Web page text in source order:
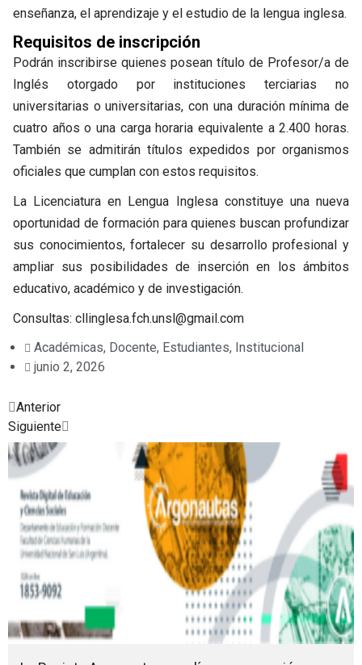
enseñanza, el aprendizaje y el estudio de la lengua inglesa.
Requisitos de inscripción
Podrán inscribirse quienes posean título de Profesor/a de
Inglés otorgado por instituciones terciarias no
universitarias o universitarias, con una duración mínima de
cuatro años o una carga horaria equivalente a 2.400 horas.
También se admitirán títulos expedidos por organismos
oficiales que cumplan con estos requisitos.
La Licenciatura en Lengua Inglesa constituye una nueva
oportunidad de formación para quienes buscan profundizar
sus conocimientos, fortalecer su desarrollo profesional y
ampliar sus posibilidades de inserción en los ámbitos
educativo, académico y de investigación.
Consultas: cllinglesa.fch.unsl@gmail.com
Académicas, Docente, Estudiantes, Institucional
junio 2, 2026
Prev
Anterior
Siguiente
Posted
in
Posted
in
Posted
Posted
in
Posted
in
Posted
in
Posted
in